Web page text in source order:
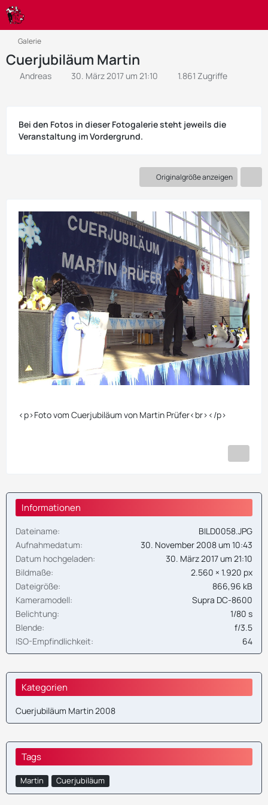
Galerie
Cuerjubiläum Martin
Andreas 30. März 2017 um 21:10 1.861 Zugriffe
Bei den Fotos in dieser Fotogalerie steht jeweils die
Veranstaltung im Vordergrund.
Originalgröße anzeigen
<p>Foto vom Cuerjubiläum von Martin Prüfer<br></p>
Informationen
Dateiname
BILD0058.JPG
Aufnahmedatum
30. November 2008 um 10:43
Datum hochgeladen
30. März 2017 um 21:10
Bildmaße
2.560 × 1.920 px
Dateigröße
866,96 kB
Kameramodell
Supra DC-8600
Belichtung
1/80 s
Blende
f/3.5
ISO-Empfindlichkeit
64
Kategorien
Cuerjubiläum Martin 2008
Tags
Martin Cuerjubiläum